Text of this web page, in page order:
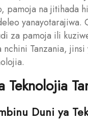
pamoja na jitihada
za pamoja ili
Tanzania, jinsi
Teknolojia
Duni ya